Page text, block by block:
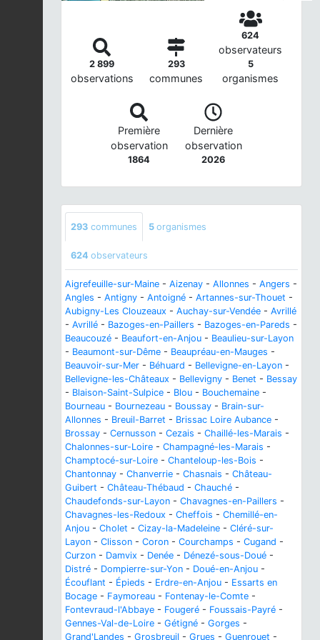
2 899
observations
293
communes
624
observateurs
5
organismes
Première
observation
1864
Dernière
observation
2026
293 communes 5 organismes
624 observateurs
Aigrefeuille-sur-Maine - Aizenay - Allonnes - Angers -
Angles - Antigny - Antoigné - Artannes-sur-Thouet -
Aubigny-Les Clouzeaux - Auchay-sur-Vendée - Avrillé
- Avrillé - Bazoges-en-Paillers - Bazoges-en-Pareds -
Beaucouzé - Beaufort-en-Anjou - Beaulieu-sur-Layon
- Beaumont-sur-Dême - Beaupréau-en-Mauges -
Beauvoir-sur-Mer - Béhuard - Bellevigne-en-Layon -
Bellevigne-les-Châteaux - Bellevigny - Benet - Bessay
- Blaison-Saint-Sulpice - Blou - Bouchemaine -
Bourneau - Bournezeau - Boussay - Brain-sur-
Allonnes - Breuil-Barret - Brissac Loire Aubance -
Brossay - Cernusson - Cezais - Chaillé-les-Marais -
Chalonnes-sur-Loire - Champagné-les-Marais -
Champtocé-sur-Loire - Chanteloup-les-Bois -
Chantonnay - Chanverrie - Chasnais - Château-
Guibert - Château-Thébaud - Chauché -
Chaudefonds-sur-Layon - Chavagnes-en-Paillers -
Chavagnes-les-Redoux - Cheffois - Chemillé-en-
Anjou - Cholet - Cizay-la-Madeleine - Cléré-sur-
Layon - Clisson - Coron - Courchamps - Cugand -
Curzon - Damvix - Denée - Dénezé-sous-Doué -
Distré - Dompierre-sur-Yon - Doué-en-Anjou -
Écouflant - Épieds - Erdre-en-Anjou - Essarts en
Bocage - Faymoreau - Fontenay-le-Comte -
Fontevraud-l'Abbaye - Fougeré - Foussais-Payré -
Gennes-Val-de-Loire - Gétigné - Gorges -
Grand'Landes - Grosbreuil - Grues - Guenrouet -